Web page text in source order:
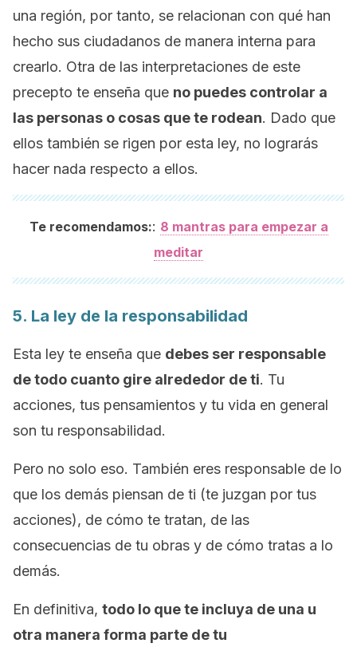
una región, por tanto, se relacionan con qué han
hecho sus ciudadanos de manera interna para
crearlo. Otra de las interpretaciones de este
precepto te enseña que no puedes controlar a
las personas o cosas que te rodean. Dado que
ellos también se rigen por esta ley, no lograrás
hacer nada respecto a ellos.
Te recomendamos:: 8 mantras para empezar a
meditar
5. La ley de la responsabilidad
Esta ley te enseña que debes ser responsable
de todo cuanto gire alrededor de ti. Tu
acciones, tus pensamientos y tu vida en general
son tu responsabilidad.
Pero no solo eso. También eres responsable de lo
que los demás piensan de ti (te juzgan por tus
acciones), de cómo te tratan, de las
consecuencias de tu obras y de cómo tratas a lo
demás.
En definitiva, todo lo que te incluya de una u
otra manera forma parte de tu